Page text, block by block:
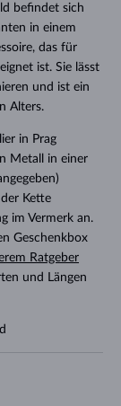
befindet sich
in einem
das für
ist. Sie lässt
und ist ein
Alters.
in Prag
Metall in einer
Kette
im Vermerk an.
Geschenkbox
Ratgeber
und Längen